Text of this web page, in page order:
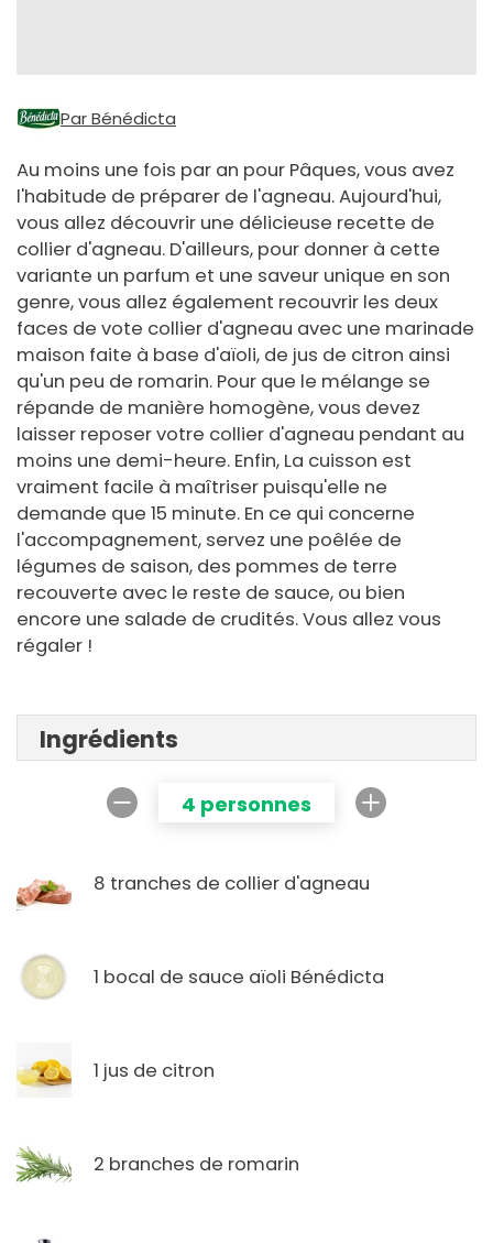
Par Bénédicta
Au moins une fois par an pour Pâques, vous avez
l'habitude de préparer de l'agneau. Aujourd'hui,
vous allez découvrir une délicieuse recette de
collier d'agneau. D'ailleurs, pour donner à cette
variante un parfum et une saveur unique en son
genre, vous allez également recouvrir les deux
faces de vote collier d'agneau avec une marinade
maison faite à base d'aïoli, de jus de citron ainsi
qu'un peu de romarin. Pour que le mélange se
répande de manière homogène, vous devez
laisser reposer votre collier d'agneau pendant au
moins une demi-heure. Enfin, La cuisson est
vraiment facile à maîtriser puisqu'elle ne
demande que 15 minute. En ce qui concerne
l'accompagnement, servez une poêlée de
légumes de saison, des pommes de terre
recouverte avec le reste de sauce, ou bien
encore une salade de crudités. Vous allez vous
régaler !
Ingrédients
4 personnes
8 tranches de collier d'agneau
1 bocal de sauce aïoli Bénédicta
1 jus de citron
2 branches de romarin